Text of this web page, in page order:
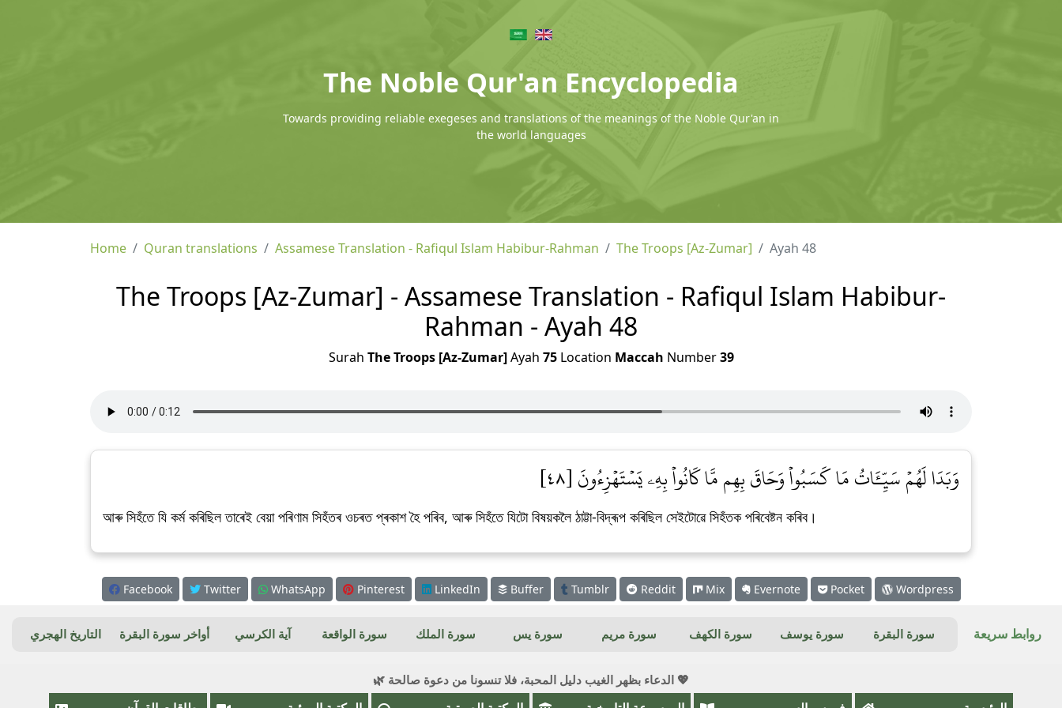
The Noble Qur'an Encyclopedia
Towards providing reliable exegeses and translations of the meanings of the Noble Qur'an in
the world languages
Home Quran translations Assamese Translation - Rafiqul Islam Habibur-Rahman The Troops [Az-Zumar] Ayah 48
The Troops [Az-Zumar] - Assamese Translation - Rafiqul Islam Habibur-
Rahman - Ayah 48
Surah The Troops [Az-Zumar]Ayah 75Location Maccah Number39
وَبَدَا لَهُمۡ سَيِّـَٔاتُ مَا كَسَبُواْ وَحَاقَ بِهِم مَّا كَانُواْ بِهِۦ يَسۡتَهۡزِءُونَ [٤٨]
আৰু সিহঁতে যি কৰ্ম কৰিছিল তাৰেই বেয়া পৰিণাম সিহঁতৰ ওচৰত প্ৰকাশ হৈ পৰিব, আৰু সিহঁতে যিটো বিষয়কলৈ ঠাট্টা-বিদ্ৰূপ কৰিছিল সেইটোৱে সিহঁতক পৰিবেষ্টন কৰিব।
Facebook Twitter WhatsApp Pinterest LinkedIn Buffer Tumblr Reddit Mix Evernote Pocket Wordpress
روابط سريعة سورة البقرة سورة يوسف سورة الكهف سورة مريم سورة يس سورة الملك سورة الواقعة آية الكرسي أواخر سورة البقرة التاريخ الهجري
💖 الدعاء بظهر الغيب دليل المحبة، فلا تنسونا من دعوة صالحة 🌿